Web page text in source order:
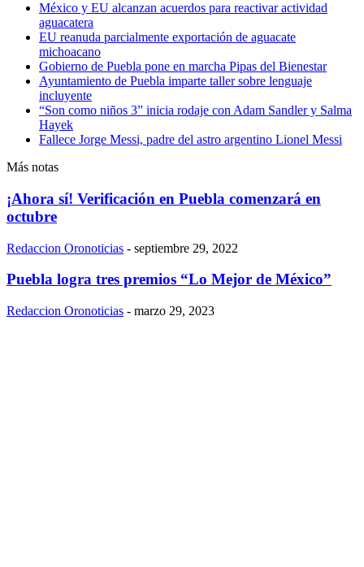
México y EU alcanzan acuerdos para reactivar actividad
aguacatera
EU reanuda parcialmente exportación de aguacate
michoacano
Gobierno de Puebla pone en marcha Pipas del Bienestar
Ayuntamiento de Puebla imparte taller sobre lenguaje
incluyente
“Son como niños 3” inicia rodaje con Adam Sandler y Salma
Hayek
Fallece Jorge Messi, padre del astro argentino Lionel Messi
Más notas
¡Ahora sí! Verificación en Puebla comenzará en
octubre
Redaccion Oronoticias - septiembre 29, 2022
Puebla logra tres premios “Lo Mejor de México”
Redaccion Oronoticias - marzo 29, 2023